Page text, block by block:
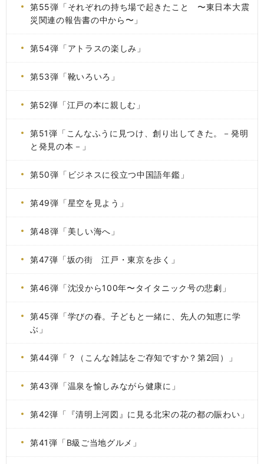
第55弾「それぞれの持ち場で起きたこと 〜東日本大震
災関連の報告書の中から〜」
第54弾「アトラスの楽しみ」
第53弾「靴いろいろ」
第52弾「江戸の本に親しむ」
第51弾「こんなふうに見つけ、創り出してきた。－発明
と発見の本－」
第50弾「ビジネスに役立つ中国語年鑑」
第49弾「星空を見よう」
第48弾「美しい海へ」
第47弾「坂の街 江戸・東京を歩く」
第46弾「沈没から100年〜タイタニック号の悲劇」
第45弾「学びの春。子どもと一緒に、先人の知恵に学
ぶ」
第44弾「？（こんな雑誌をご存知ですか？第2回）」
第43弾「温泉を愉しみながら健康に」
第42弾「『清明上河図』に見る北宋の花の都の賑わい」
第41弾「B級ご当地グルメ」